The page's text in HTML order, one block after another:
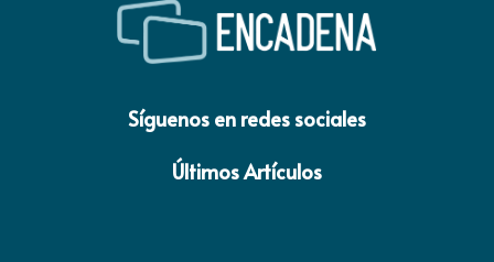
Síguenos en redes sociales
Últimos Artículos